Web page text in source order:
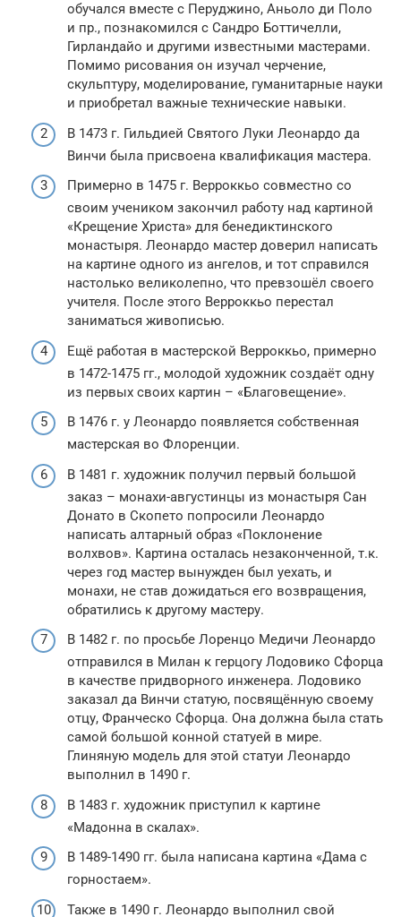
обучался вместе с Перуджино, Аньоло ди Поло
и пр., познакомился с Сандро Боттичелли,
Гирландайо и другими известными мастерами.
Помимо рисования он изучал черчение,
скульптуру, моделирование, гуманитарные науки
и приобретал важные технические навыки.
В 1473 г. Гильдией Святого Луки Леонардо да
Винчи была присвоена квалификация мастера.
Примерно в 1475 г. Верроккьо совместно со
своим учеником закончил работу над картиной
«Крещение Христа» для бенедиктинского
монастыря. Леонардо мастер доверил написать
на картине одного из ангелов, и тот справился
настолько великолепно, что превзошёл своего
учителя. После этого Верроккьо перестал
заниматься живописью.
Ещё работая в мастерской Верроккьо, примерно
в 1472-1475 гг., молодой художник создаёт одну
из первых своих картин – «Благовещение».
В 1476 г. у Леонардо появляется собственная
мастерская во Флоренции.
В 1481 г. художник получил первый большой
заказ – монахи-августинцы из монастыря Сан
Донато в Скопето попросили Леонардо
написать алтарный образ «Поклонение
волхвов». Картина осталась незаконченной, т.к.
через год мастер вынужден был уехать, и
монахи, не став дожидаться его возвращения,
обратились к другому мастеру.
В 1482 г. по просьбе Лоренцо Медичи Леонардо
отправился в Милан к герцогу Лодовико Сфорца
в качестве придворного инженера. Лодовико
заказал да Винчи статую, посвящённую своему
отцу, Франческо Сфорца. Она должна была стать
самой большой конной статуей в мире.
Глиняную модель для этой статуи Леонардо
выполнил в 1490 г.
В 1483 г. художник приступил к картине
«Мадонна в скалах».
В 1489-1490 гг. была написана картина «Дама с
горностаем».
Также в 1490 г. Леонардо выполнил свой